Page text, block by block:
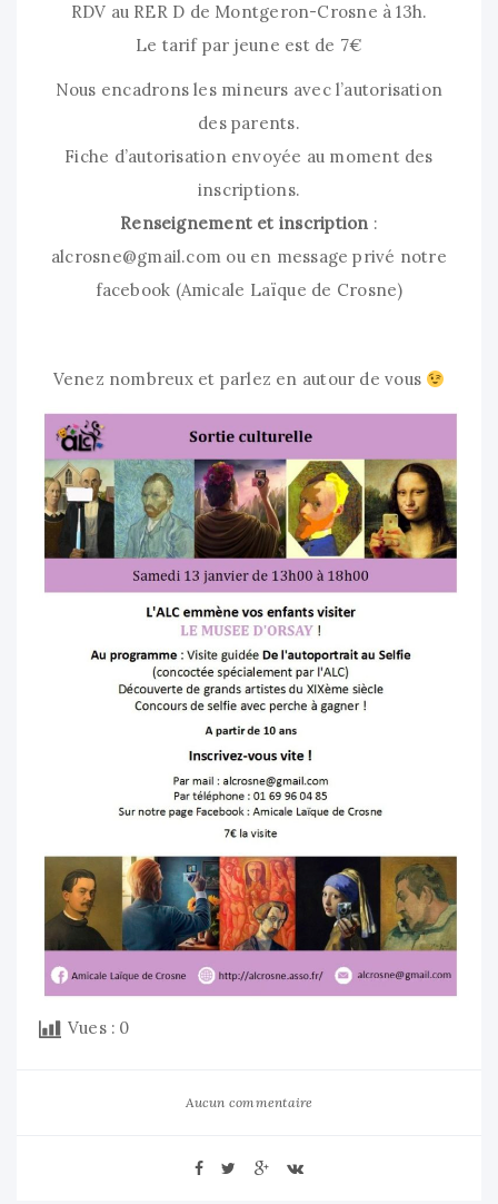
RDV au RER D de Montgeron-Crosne à 13h.
Le tarif par jeune est de 7€
Nous encadrons les mineurs avec l’autorisation
des parents.
Fiche d’autorisation envoyée au moment des
inscriptions.
Renseignement et inscription :
alcrosne@gmail.com ou en message privé notre
facebook (Amicale Laïque de Crosne)
Venez nombreux et parlez en autour de vous
Vues : 0
Aucun commentaire